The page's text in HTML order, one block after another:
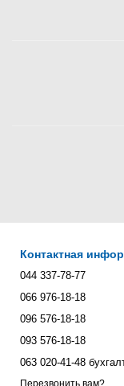
Контактная
044 337-78-77
066 976-18-18
096 576-18-18
093 576-18-18
063 020-41-48